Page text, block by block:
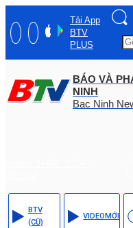
Tải App
BTV
PLUS
BÁO VÀ
NINH
Bac Ninh
BTV
(CŨ)
VIDEOMỚI